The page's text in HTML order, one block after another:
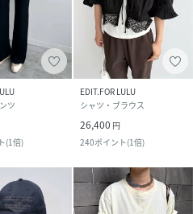
ツ
(1倍)
EDIT.FOR LULU
シャツ・ブラウス
26,400 円
240ポイント(1倍)